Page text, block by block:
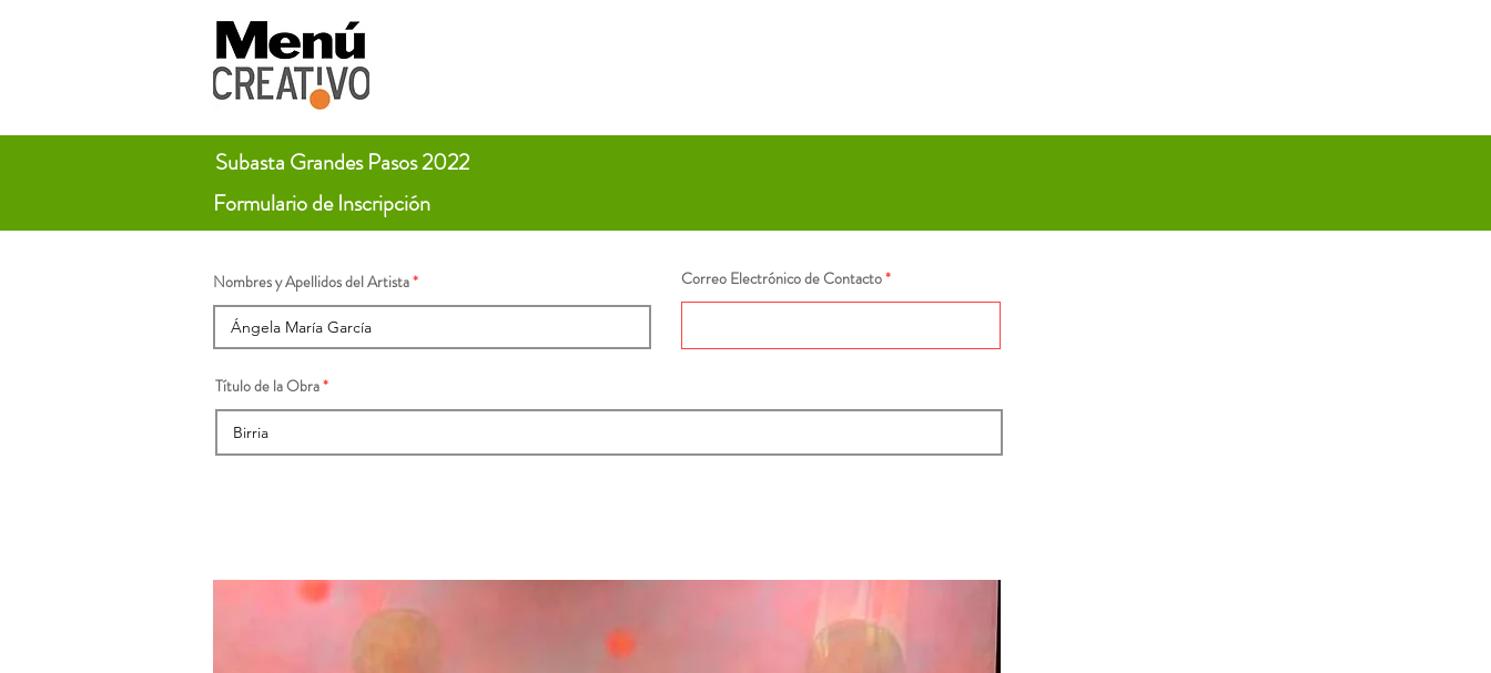
Subasta Grandes Pasos 2022
Formulario de Inscripción
Nombres y Apellidos del Artista Correo Electrónico de Contacto
Título de la Obra